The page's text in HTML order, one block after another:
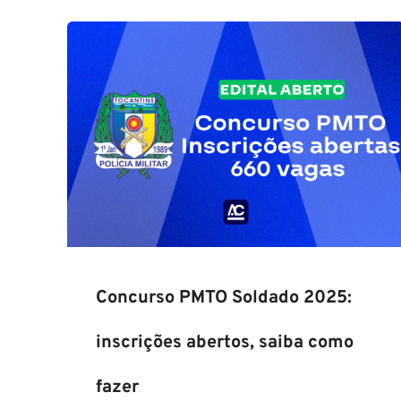
Concurso PMTO Soldado 2025:
inscrições abertos, saiba como
fazer